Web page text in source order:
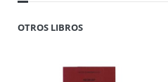
OTROS LIBROS